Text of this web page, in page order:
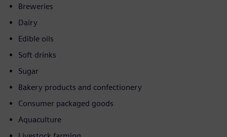
Breweries
Dairy
Edible oils
Soft drinks
Sugar
Bakery products and confectionery
Consumer packaged goods
Aquaculture